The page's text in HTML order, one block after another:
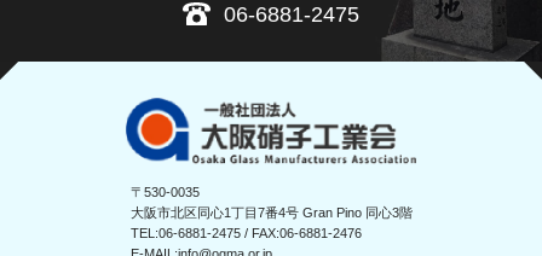
06-6881-2475
〒530-0035
大阪市北区同心1丁目7番4号 Gran Pino 同心3階
TEL:06-6881-2475/ FAX:06-6881-2476